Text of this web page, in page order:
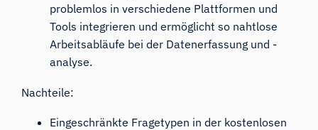
problemlos in verschiedene Plattformen und
Tools integrieren und ermöglicht so nahtlose
Arbeitsabläufe bei der Datenerfassung und -
analyse.
Nachteile:
Eingeschränkte Fragetypen in der kostenlosen